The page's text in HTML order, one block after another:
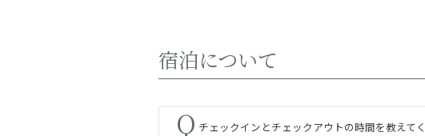
宿泊について
チェックインとチェックアウトの時間を教えてく